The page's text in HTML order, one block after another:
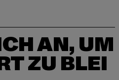
AN, UM
ZU BLEI